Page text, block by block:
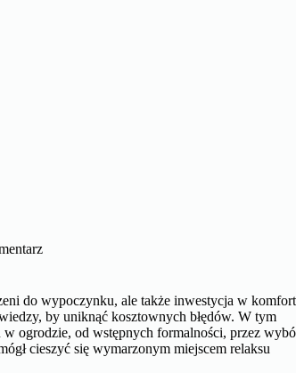
do wypoczynku, ale także inwestycja w komfort
by uniknąć kosztownych błędów. W tym
ogrodzie, od wstępnych formalności, przez
cieszyć się wymarzonym miejscem relaksu